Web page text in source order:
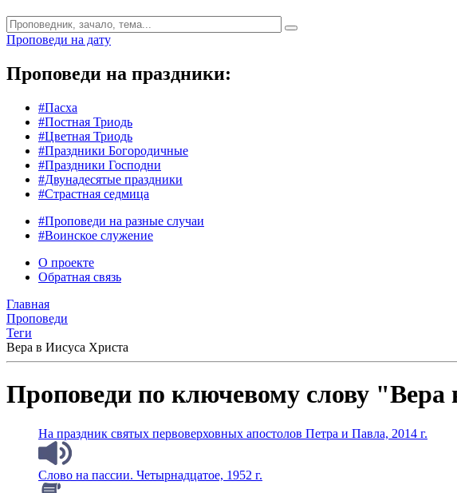
Проповеди на дату
Проповеди на праздники:
#Пасха
#Постная Триодь
#Цветная Триодь
#Праздники Богородичные
#Праздники Господни
#Двунадесятые праздники
#Страстная седмица
#Проповеди на разные случаи
#Воинское служение
О проекте
Обратная связь
Главная
Проповеди
Теги
Вера в Иисуса Христа
Проповеди по ключевому слову "Вера
На праздник святых первоверховных апостолов Петра и Павла, 2014 г.
Слово на пассии. Четырнадцатое, 1952 г.